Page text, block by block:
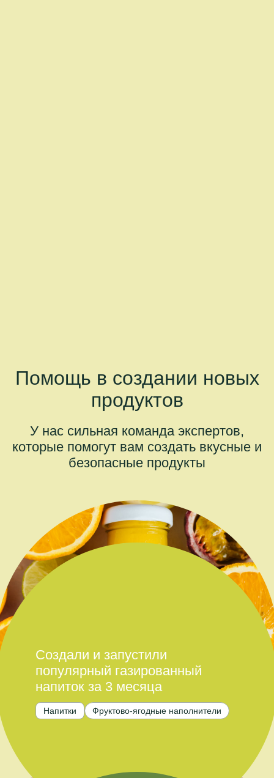
Помощь в создании новых
продуктов
У нас сильная команда экспертов,
которые помогут вам создать вкусные и
безопасные продукты
Создали и запустили
популярный газированный
напиток за 3 месяца
Напитки Фруктово-ягодные наполнители